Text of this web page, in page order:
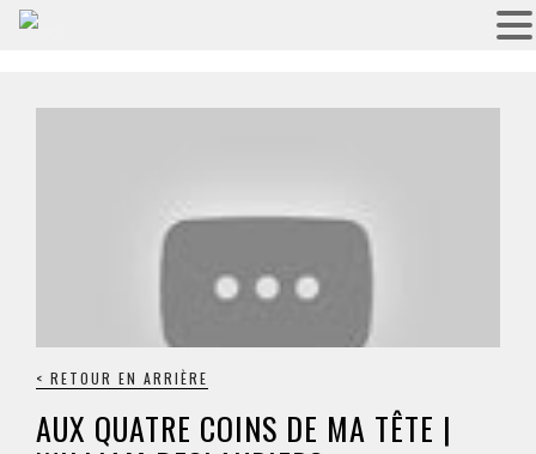
< RETOUR EN ARRIÈRE
AUX QUATRE COINS DE MA TÊTE |